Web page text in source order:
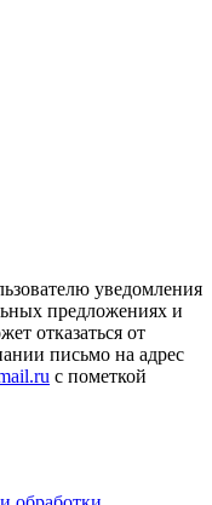
уведомления
предложениях и
отказаться от
письмо на адрес
с пометкой